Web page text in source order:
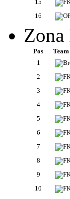
15
16
Pos
Team
1
2
3
4
5
6
7
8
9
10